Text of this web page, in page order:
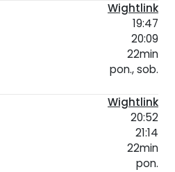
Wightlink
19:47
20:09
22min
pon., sob.
Wightlink
20:52
21:14
22min
pon.